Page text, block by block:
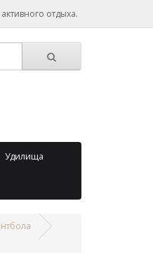
отдыха.
Удилища